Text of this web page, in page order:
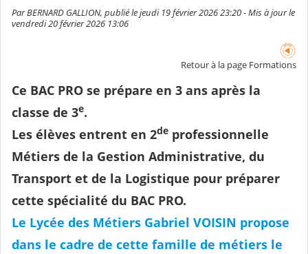
Par BERNARD GALLION, publié le jeudi 19 février 2026 23:20 - Mis à jour le
vendredi 20 février 2026 13:06
Retour à la page Formations
Ce BAC PRO se prépare en 3 ans après la
classe de 3e.
Les élèves entrent en 2de professionnelle
Métiers de la Gestion Administrative, du
Transport et de la Logistique pour préparer
cette spécialité du BAC PRO.
Le Lycée des Métiers Gabriel VOISIN propose
dans le cadre de cette famille de métiers le